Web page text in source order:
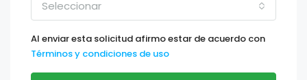
Seleccionar
Al enviar esta solicitud afirmo estar de acuerdo con
Términos y condiciones de uso